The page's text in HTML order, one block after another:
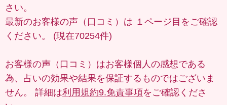
さい。
最新のお客様の声（口コミ）は １ページ目 をご確認
ください。 (現在70254件)
お客様の声（口コミ）はお客様個人の感想である
為、占いの効果や結果を保証するものではございま
せん。 詳細は利用規約9.免責事項をご確認くださ